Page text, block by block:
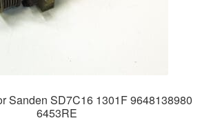
Sanden SD7C16 1301F 9648138980
6453RE